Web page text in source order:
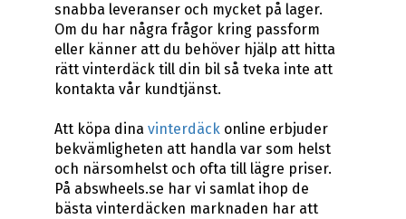
snabba leveranser och mycket på lager.
Om du har några frågor kring passform
eller känner att du behöver hjälp att hitta
rätt vinterdäck till din bil så tveka inte att
kontakta vår kundtjänst.
Att köpa dinavinterdäck online erbjuder
bekvämligheten att handla var som helst
och närsomhelst och ofta till lägre priser.
På abswheels.se har vi samlat ihop de
bästa vinterdäcken marknaden har att